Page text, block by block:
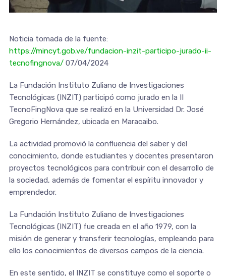
Noticia tomada de la fuente:
https://mincyt.gob.ve/fundacion-inzit-participo-jurado-ii-
tecnofingnova/07/04/2024
La Fundación Instituto Zuliano de Investigaciones
Tecnológicas (INZIT) participó como jurado en la II
TecnoFingNova que se realizó en la Universidad Dr. José
Gregorio Hernández, ubicada en Maracaibo.
La actividad promovió la confluencia del saber y del
conocimiento, donde estudiantes y docentes presentaron
proyectos tecnológicos para contribuir con el desarrollo de
la sociedad, además de fomentar el espíritu innovador y
emprendedor.
La Fundación Instituto Zuliano de Investigaciones
Tecnológicas (INZIT) fue creada en el año 1979, con la
misión de generar y transferir tecnologías, empleando para
ello los conocimientos de diversos campos de la ciencia.
En este sentido, el INZIT se constituye como el soporte o